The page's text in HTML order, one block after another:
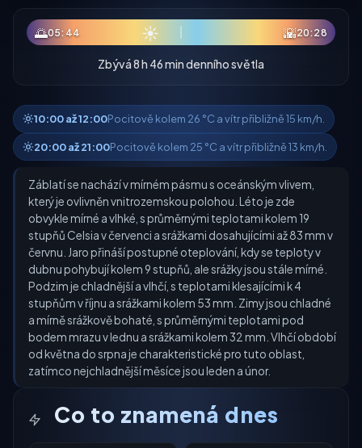
🌅05:44 ☀ 🌇20:28
Zbývá 8 h 46 min denního světla
10:00 až 12:00Pocitově kolem 26 °C a vítr přibližně 15 km/h.
20:00 až 21:00Pocitově kolem 25 °C a vítr přibližně 13 km/h.
Záblatí se nachází v mírném pásmu s oceánským vlivem,
který je ovlivněn vnitrozemskou polohou. Léto je zde
obvykle mírné a vlhké, s průměrnými teplotami kolem 19
stupňů Celsia v červenci a srážkami dosahujícími až 83 mm v
červnu. Jaro přináší postupné oteplování, kdy se teploty v
dubnu pohybují kolem 9 stupňů, ale srážky jsou stále mírné.
Podzim je chladnější a vlhčí, s teplotami klesajícími k 4
stupňům v říjnu a srážkami kolem 53 mm. Zimy jsou chladné
a mírně srážkově bohaté, s průměrnými teplotami pod
bodem mrazu v lednu a srážkami kolem 32 mm. Vlhčí období
od května do srpna je charakteristické pro tuto oblast,
zatímco nejchladnější měsíce jsou leden a únor.
Co to znamená dnes